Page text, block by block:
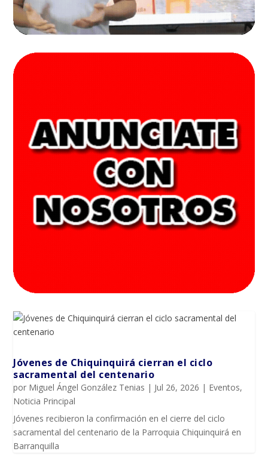
Jóvenes de Chiquinquirá cierran el ciclo
sacramental del centenario
por Miguel Ángel González Tenias | Jul 26, 2026 | Eventos,
Noticia Principal
Jóvenes recibieron la confirmación en el cierre del ciclo
sacramental del centenario de la Parroquia Chiquinquirá en
Barranquilla